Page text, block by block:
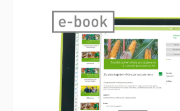
Bildergalerie überspringen